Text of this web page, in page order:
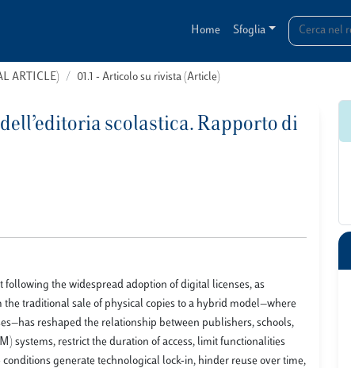
Home Sfoglia
ARTICLE) 01.1 - Articolo su rivista (Article)
scolastica. Rapporto di
the widespread adoption of digital licenses, as
traditional sale of physical copies to a hybrid model—where
reshaped the relationship between publishers, schools,
systems, restrict the duration of access, limit functionalities
generate technological lock-in, hinder reuse over time,